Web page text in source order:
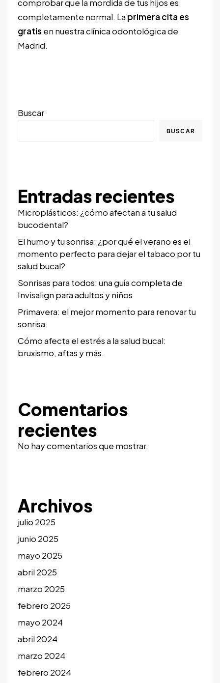
comprobar que la mordida de tus hijos es
completamente normal. La primera cita es
gratis en nuestra clínica odontológica de
Madrid.
Buscar
BUSCAR
Entradas recientes
Microplásticos: ¿cómo afectan a tu salud
bucodental?
El humo y tu sonrisa: ¿por qué el verano es el
momento perfecto para dejar el tabaco por tu
salud bucal?
Sonrisas para todos: una guía completa de
Invisalign para adultos y niños
Primavera: el mejor momento para renovar tu
sonrisa
Cómo afecta el estrés a la salud bucal:
bruxismo, aftas y más.
Comentarios
recientes
No hay comentarios que mostrar.
Archivos
julio 2025
junio 2025
mayo 2025
abril 2025
marzo 2025
febrero 2025
mayo 2024
abril 2024
marzo 2024
febrero 2024